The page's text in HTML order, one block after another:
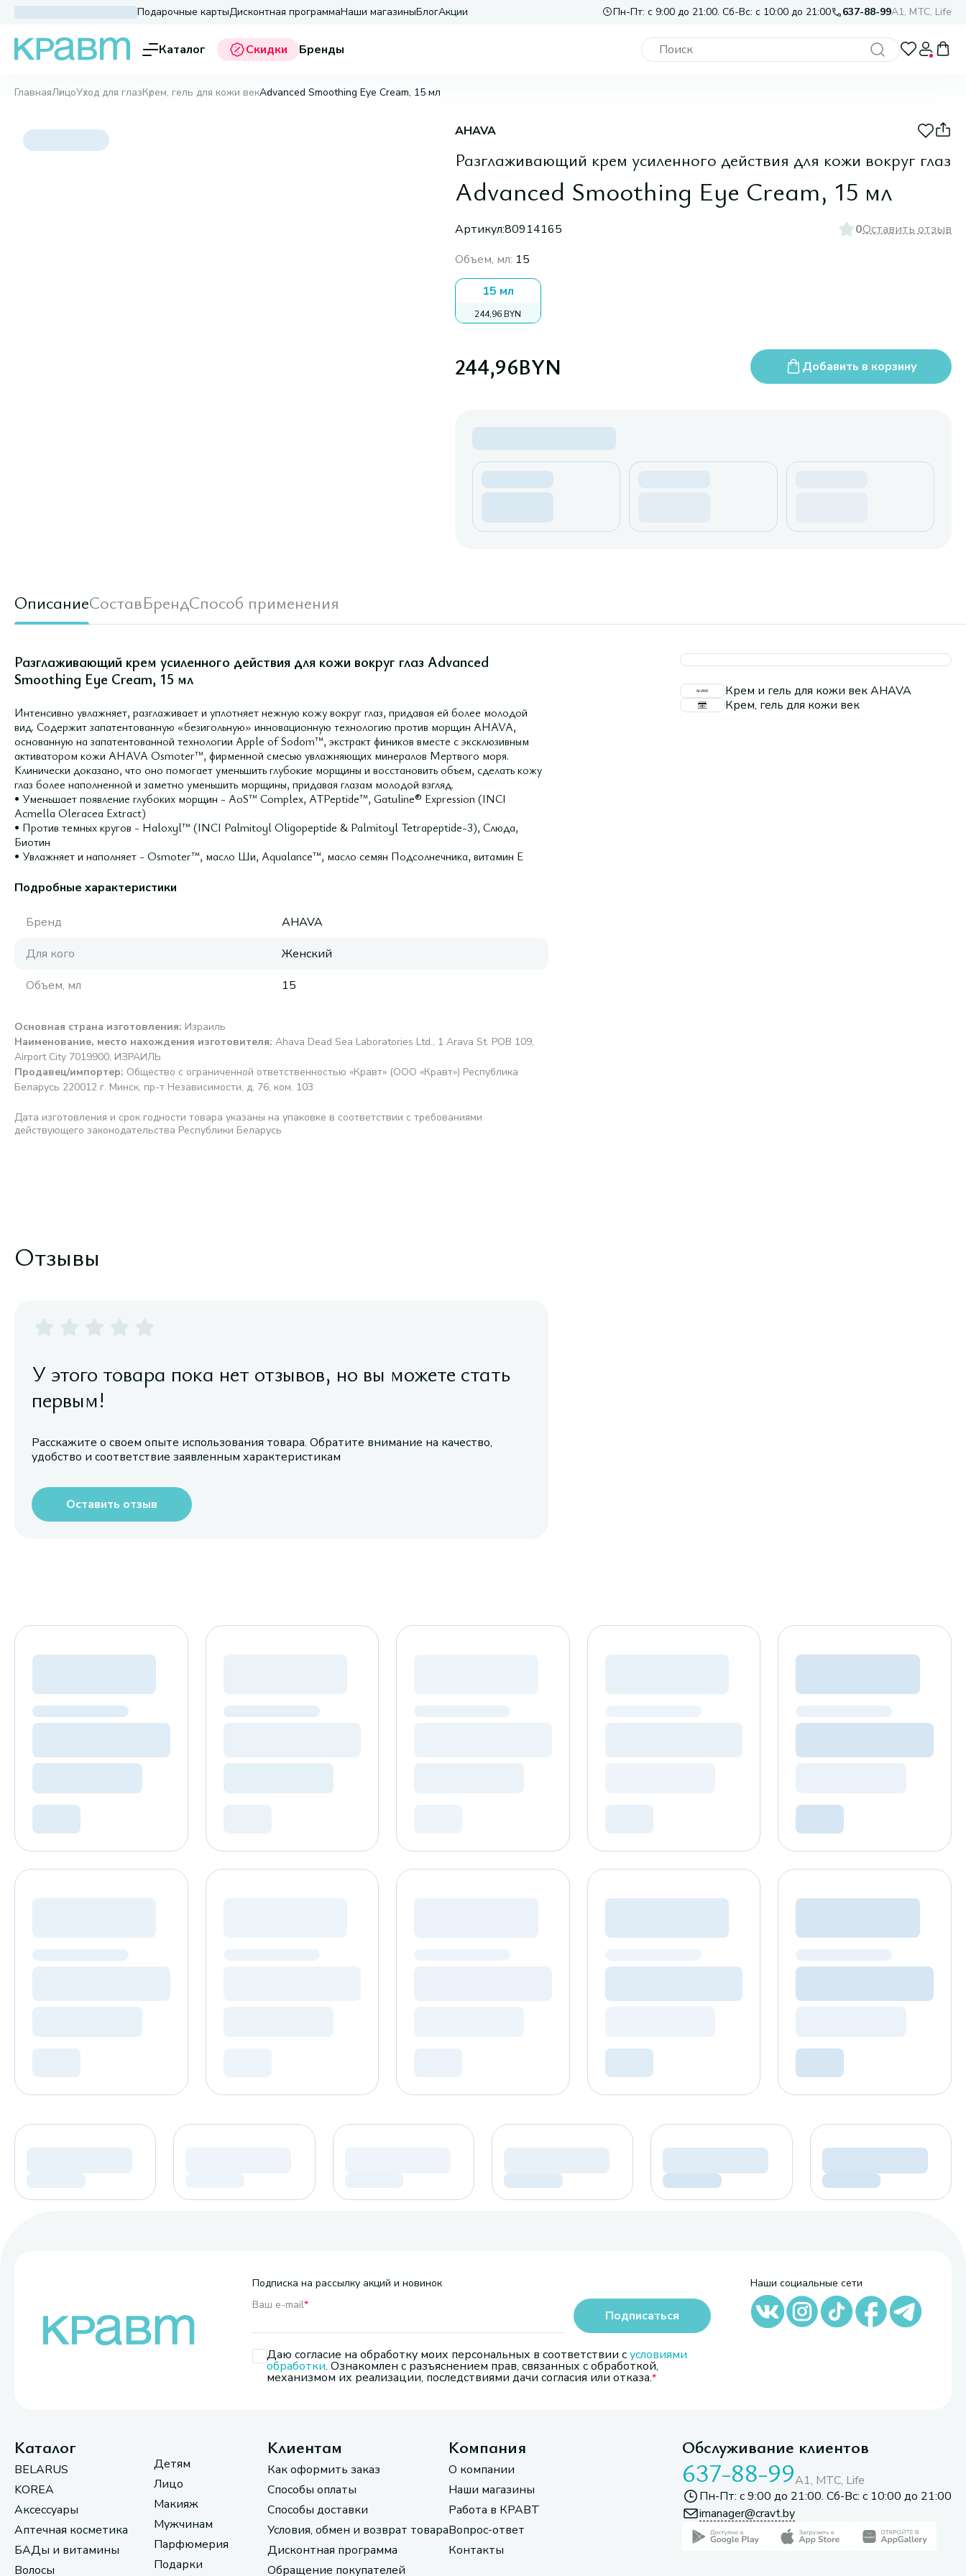
Подарочные картыДисконтная программаНаши магазиныБлогАкции Пн-Пт: с 9:00 до 21:00. Сб-Вс: с 10:00 до 21:00 637-88-99A1, МТС, Life
Каталог Скидки Бренды
ГлавнаяЛицоУход для глазКрем, гель для кожи векAdvanced Smoothing Eye Cream, 15 мл
AHAVA
Разглаживающий крем усиленного действия для кожи вокруг глаз
Advanced Smoothing Eye Cream, 15 мл
Артикул:80914165 0Оставить отзыв
Объем, мл: 15
15 мл
244,96 BYN
244,96BYN Добавить в корзину
ОписаниеСоставБрендСпособ применения
Разглаживающий крем усиленного действия для кожи вокруг глаз Advanced
Smoothing Eye Cream, 15 мл
Интенсивно увлажняет, разглаживает и уплотняет нежную кожу вокруг глаз, придавая ей более молодой
вид. Содержит запатентованную «безигольную» инновационную технологию против морщин AHAVA,
основанную на запатентованной технологии Apple of Sodom™, экстракт фиников вместе с эксклюзивным
активатором кожи AHAVA Osmoter™, фирменной смесью увлажняющих минералов Мертвого моря.
Клинически доказано, что оно помогает уменьшить глубокие морщины и восстановить объем, сделать кожу
глаз более наполненной и заметно уменьшить морщины, придавая глазам молодой взгляд.
• Уменьшает появление глубоких морщин - AoS™ Complex, ATPeptide™, Gatuline® Expression (INCI
Acmella Oleracea Extract)
• Против темных кругов - Haloxyl™ (INCI Palmitoyl Oligopeptide & Palmitoyl Tetrapeptide-3), Слюда,
Биотин
• Увлажняет и наполняет - Osmoter™, масло Ши, Aqualance™, масло семян Подсолнечника, витамин E
Подробные характеристики
Бренд
AHAVA
Для кого
Женский
Объем, мл
15
Основная страна изготовления: Израиль
Наименование, место нахождения изготовителя: Ahava Dead Sea Laboratories Ltd., 1 Arava St. POB 109,
Airport City 7019900, ИЗРАИЛЬ
Продавец/импортер: Общество с ограниченной ответственностью «Кравт» (ООО «Кравт») Республика
Беларусь 220012 г. Минск, пр-т Независимости, д. 76, ком. 103
Дата изготовления и срок годности товара указаны на упаковке в соответствии с требованиями
действующего законодательства Республики Беларусь
Крем и гель для кожи век AHAVA
Крем, гель для кожи век
Отзывы
У этого товара пока нет отзывов, но вы можете стать
первым!
Расскажите о своем опыте использования товара. Обратите внимание на качество,
удобство и соответствие заявленным характеристикам
Оставить отзыв
Подписка на рассылку акций и новинок
Ваш e-mail*
Даю согласие на обработку моих персональных в соответствии сусловиями
обработки. Ознакомлен с разъяснением прав, связанных с обработкой,
механизмом их реализации, последствиями дачи согласия или отказа.
Подписаться
Наши социальные сети
Каталог
BELARUS
KOREA
Аксессуары
Аптечная косметика
БАДы и витамины
Волосы
Детям
Лицо
Макияж
Мужчинам
Парфюмерия
Подарки
Клиентам
Как оформить заказ
Способы оплаты
Способы доставки
Условия, обмен и возврат товара
Дисконтная программа
Обращение покупателей
Компания
О компании
Наши магазины
Работа в КРАВТ
Вопрос-ответ
Контакты
Обслуживание клиентов
637-88-99A1, МТС, Life
Пн-Пт: с 9:00 до 21:00. Сб-Вс: с 10:00 до 21:00
imanager@cravt.by